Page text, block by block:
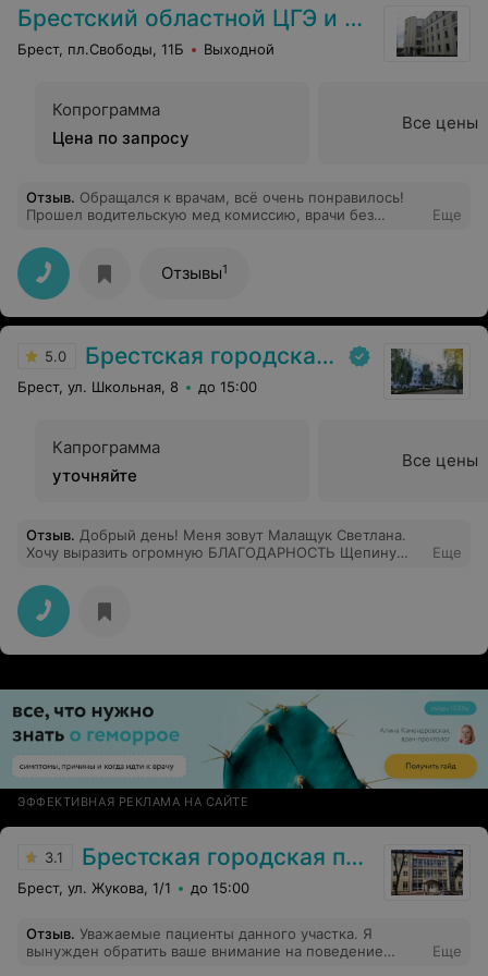
Брестский областной ЦГЭ и ОЗ
Брест, пл.Свободы, 11Б Выходной
Копрограмма
Цена по запросу
Все цены
Отзыв. Обращался к врачам, всё очень понравилось!
Прошел водительскую мед комиссию, врачи без
Еще
Отзывы1
5.0 Брестская городская больница №2
Брест, ул. Школьная, 8 до 15:00
Капрограмма
уточняйте
Все цены
Отзыв. Добрый день! Меня зовут Малащук Светлана.
Хочу выразить огромную БЛАГОДАРНОСТЬ Щепину
физического состояние, грамотный подход,
качественно назначенное лечение. Павел Викторович
отличный специалист, профессиональный подход,
хорошее отношение, знание врачебного дела,
помогают нам быть здоровыми. Я знаю, что всегда
июне 2026 года имеет отличный результат благодаря
Павлу Викторовичу. Рекомендую всем отличного
невролога! Спасибо Вам огромное, уважаемый Павел
Викторович!!!!!!!!!!!
Еще
ЭФФЕКТИВНАЯ РЕКЛАМА НА САЙТЕ
3.1 Брестская городская поликлиника №3
Брест, ул. Жукова, 1/1 до 15:00
Отзыв. Уважаемые пациенты данного участка. Я
вынужден обратить ваше внимание на поведение
Еще